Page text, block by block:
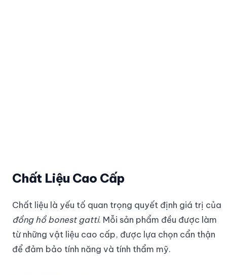
Chất Liệu Cao Cấp
Chất liệu là yếu tố quan trọng quyết định giá trị của
đồng hồ bonest gatti. Mỗi sản phẩm đều được làm
từ những vật liệu cao cấp, được lựa chọn cẩn thận
để đảm bảo tính năng và tính thẩm mỹ.